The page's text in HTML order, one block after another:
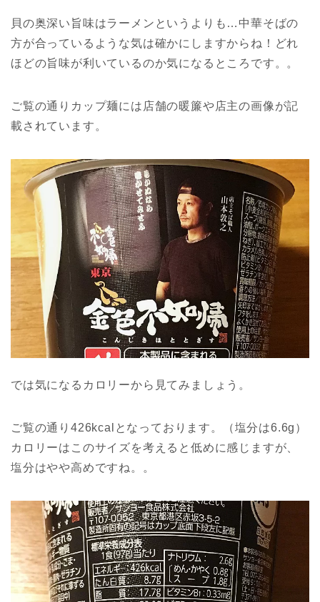
貝の奥深い旨味はラーメンというよりも…中華そばの
方が合っているような気は確かにしますからね！どれ
ほどの旨味が利いているのか気になるところです。。
ご覧の通りカップ麺には店舗の暖簾や店主の画像が記
載されています。
では気になるカロリーから見てみましょう。
ご覧の通り426kcalとなっております。（塩分は6.6g）
カロリーはこのサイズを考えると低めに感じますが、
塩分はやや高めですね。。